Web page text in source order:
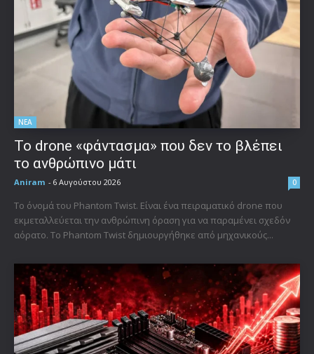
ΝΕΑ
Το drone «φάντασμα» που δεν το βλέπει
το ανθρώπινο μάτι
Aniram - 6 Αυγούστου 2026 0
Το όνομά του Phantom Twist. Είναι ένα πειραματικό drone που
εκμεταλλεύεται την ανθρώπινη όραση για να παραμένει σχεδόν
αόρατο. Το Phantom Twist δημιουργήθηκε από μηχανικούς...